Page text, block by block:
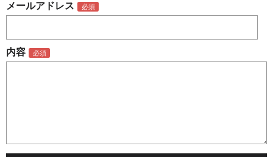
メールアドレス
内容